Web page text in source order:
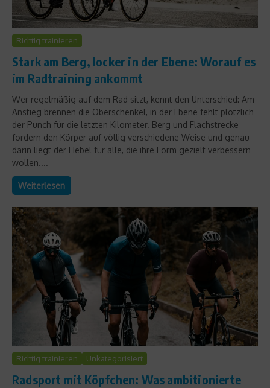
Richtig trainieren
Stark am Berg, locker in der Ebene: Worauf es
im Radtraining ankommt
Wer regelmäßig auf dem Rad sitzt, kennt den Unterschied: Am
Anstieg brennen die Oberschenkel, in der Ebene fehlt plötzlich
der Punch für die letzten Kilometer. Berg und Flachstrecke
fordern den Körper auf völlig verschiedene Weise und genau
darin liegt der Hebel für alle, die ihre Form gezielt verbessern
wollen....
Weiterlesen
Richtig trainieren Unkategorisiert
Radsport mit Köpfchen: Was ambitionierte